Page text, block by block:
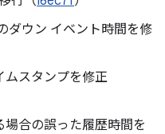
ダウン イベント時間を修
ムスタンプを修正
合の誤った履歴時間を